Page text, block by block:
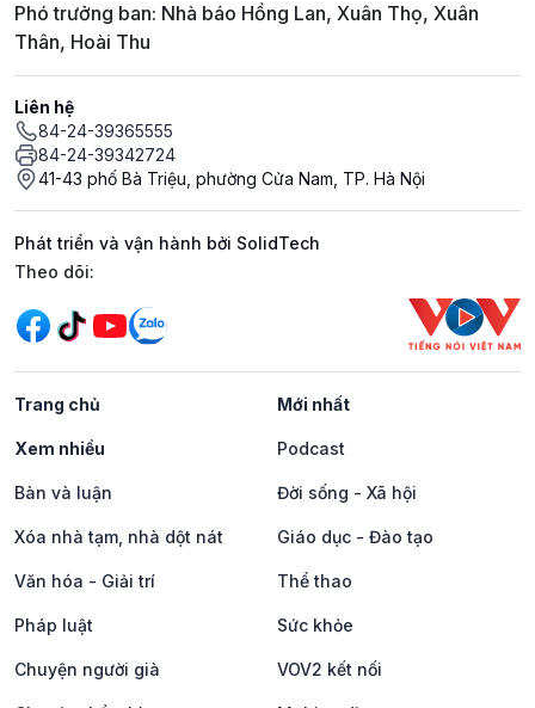
Phó trưởng ban: Nhà báo Hồng Lan, Xuân Thọ, Xuân
Thân, Hoài Thu
Liên hệ
84-24-39365555
84-24-39342724
41-43 phố Bà Triệu, phường Cửa Nam, TP. Hà Nội
Phát triển và vận hành bởi SolidTech
Mạng xã hội
Theo dõi:
Trang chủ Mới nhất
Xem nhiều Podcast
Bàn và luận Đời sống - Xã hội
Xóa nhà tạm, nhà dột nát Giáo dục - Đào tạo
Văn hóa - Giải trí Thể thao
Pháp luật Sức khỏe
Chuyện người già VOV2 kết nối